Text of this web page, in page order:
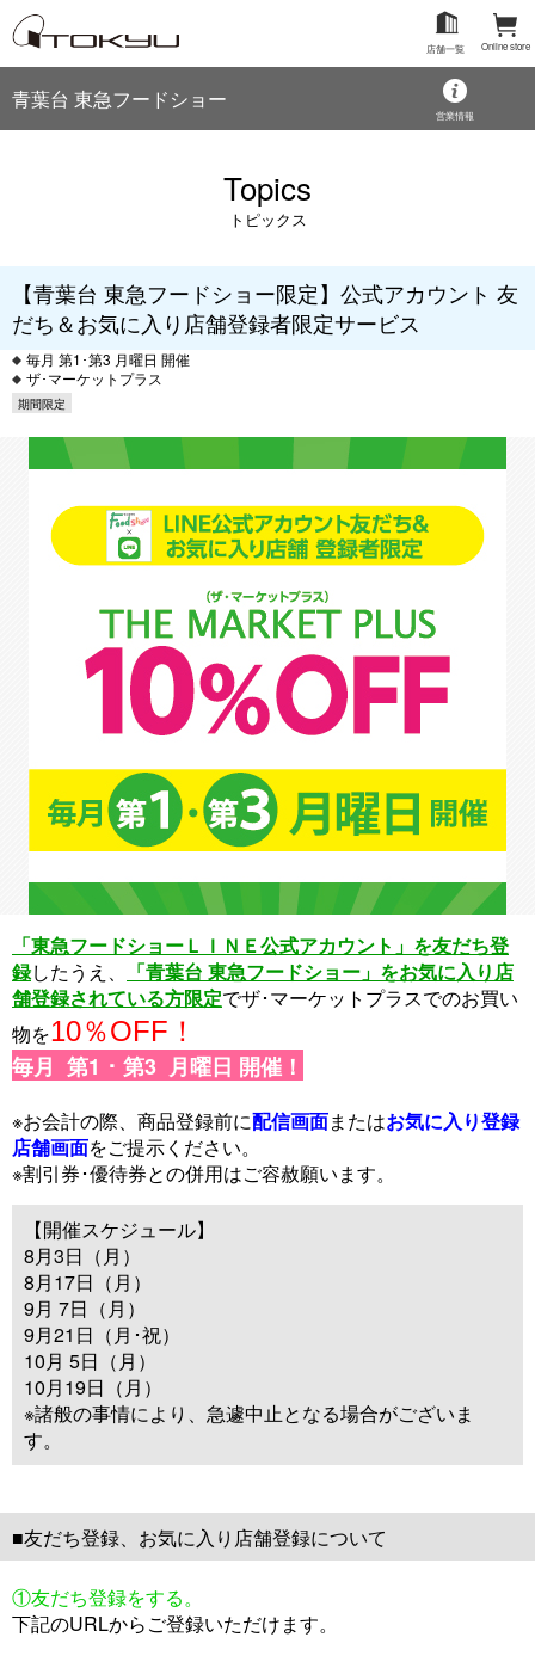
Online store
店舗一覧
青葉台 東急フードショー
営業情報
Topics
トピックス
【青葉台 東急フードショー限定】公式アカウント 友
だち＆お気に入り店舗登録者限定サービス
毎月 第1･第3 月曜日 開催
ザ･マーケットプラス
期間限定
「東急フードショーＬＩＮＥ公式アカウント」を友だち登
録したうえ 、
「青葉台 東急フードショー」をお気に入り店
舗登録されている方限定でザ･マーケットプラスでのお買い
物を10％OFF！
毎月 第1 ･ 第3 月曜日 開催！
※お会計の際、商品登録前に配信画面またはお気に入り登録
店舗画面をご提示ください。
※割引券･優待券との併用はご容赦願います。
【開催スケジュール】
8月3日（月）
8月17日（月）
9月 7日（月）
9月21日（月･祝）
10月 5日（月）
10月19日（月）
※諸般の事情により、急遽中止となる場合がございま
す。
■友だち登録、お気に入り店舗登録について
①友だち登録をする。
下記のURLからご登録いただけます。